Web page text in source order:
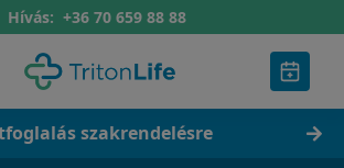
Hívás: +36 70 659 88 88
szakrendelésre